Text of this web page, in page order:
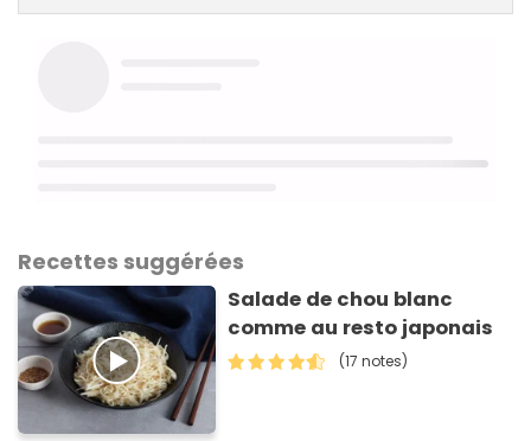
Recettes suggérées
Salade de chou blanc
comme au resto japonais
(17 notes)